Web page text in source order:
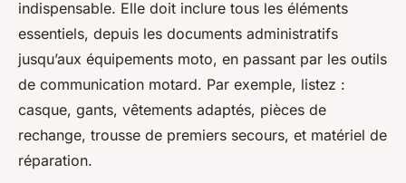
indispensable. Elle doit inclure tous les éléments
essentiels, depuis les documents administratifs
jusqu’aux équipements moto, en passant par les outils
de communication motard. Par exemple, listez :
casque, gants, vêtements adaptés, pièces de
rechange, trousse de premiers secours, et matériel de
réparation.